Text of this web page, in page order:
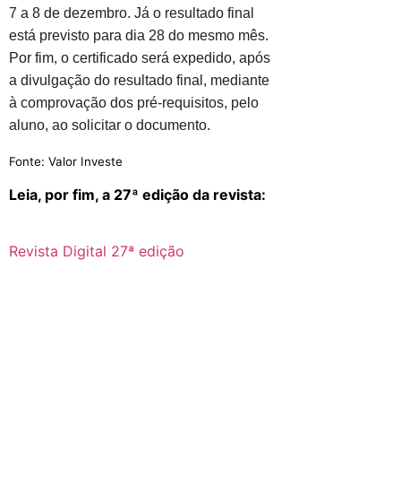
7 a 8 de dezembro. Já o resultado final
está previsto para dia 28 do mesmo mês.
Por fim, o certificado será expedido, após
a divulgação do resultado final, mediante
à comprovação dos pré-requisitos, pelo
aluno, ao solicitar o documento.
Fonte: Valor Investe
Leia, por fim, a 27ª edição da revista:
Revista Digital 27ª edição